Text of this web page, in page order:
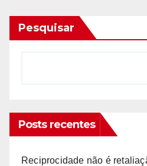
Pesquisar
Posts recentes
Reciprocidade não é